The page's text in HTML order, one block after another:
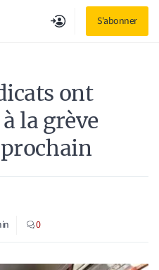
S'abonner
ont
la grève
0